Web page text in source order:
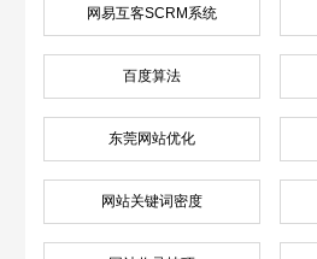
网易互客SCRM系统
百度算法
东莞网站优化
网站关键词密度